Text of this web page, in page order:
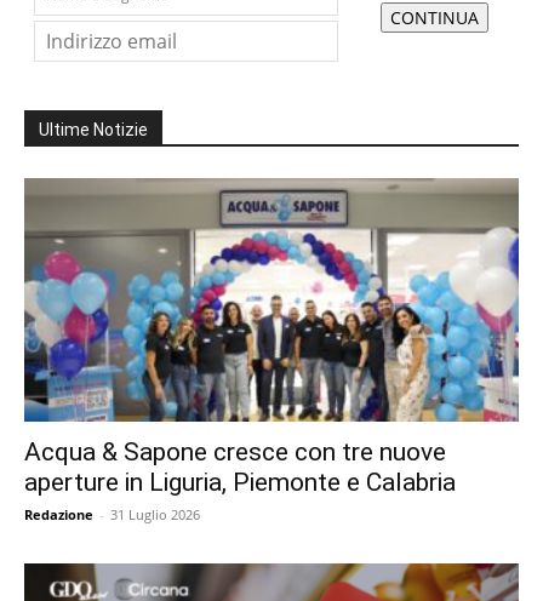
Ultime Notizie
Acqua & Sapone cresce con tre nuove
aperture in Liguria, Piemonte e Calabria
Redazione - 31 Luglio 2026